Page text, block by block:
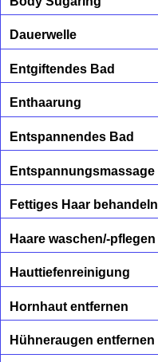
Dauerwelle
Entgiftendes Bad
Enthaarung
Entspannendes Bad
Entspannungsmassage
Fettiges Haar behandeln
Haare waschen/-pflegen
Hauttiefenreinigung
Hornhaut entfernen
Hühneraugen entfernen